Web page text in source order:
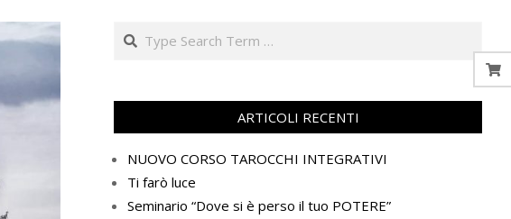
Search
ARTICOLI RECENTI
NUOVO CORSO TAROCCHI INTEGRATIVI
Ti farò luce
Seminario “Dove si è perso il tuo POTERE”